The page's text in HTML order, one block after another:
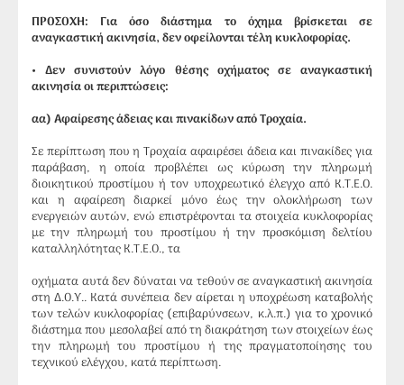
ΠΡΟΣΟΧΗ: Για όσο διάστημα το όχημα βρίσκεται σε
αναγκαστική ακινησία, δεν οφείλονται τέλη κυκλοφορίας.
• Δεν συνιστούν λόγο θέσης οχήματος σε αναγκαστική
ακινησία οι περιπτώσεις:
αα) Αφαίρεσης άδειας και πινακίδων από Τροχαία.
Σε περίπτωση που η Τροχαία αφαιρέσει άδεια και πινακίδες για
παράβαση, η οποία προβλέπει ως κύρωση την πληρωμή
διοικητικού προστίμου ή τον υποχρεωτικό έλεγχο από Κ.Τ.Ε.Ο.
και η αφαίρεση διαρκεί μόνο έως την ολοκλήρωση των
ενεργειών αυτών, ενώ επιστρέφονται τα στοιχεία κυκλοφορίας
με την πληρωμή του προστίμου ή την προσκόμιση δελτίου
καταλληλότητας Κ.Τ.Ε.Ο., τα
οχήματα αυτά δεν δύναται να τεθούν σε αναγκαστική ακινησία
στη Δ.Ο.Υ.. Κατά συνέπεια δεν αίρεται η υποχρέωση καταβολής
των τελών κυκλοφορίας (επιβαρύνσεων, κ.λ.π.) για το χρονικό
διάστημα που μεσολαβεί από τη διακράτηση των στοιχείων έως
την πληρωμή του προστίμου ή της πραγματοποίησης του
τεχνικού ελέγχου, κατά περίπτωση.